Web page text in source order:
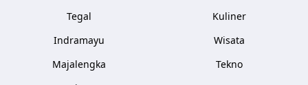
Tegal
Indramayu
Majalengka
Kuliner
Wisata
Tekno